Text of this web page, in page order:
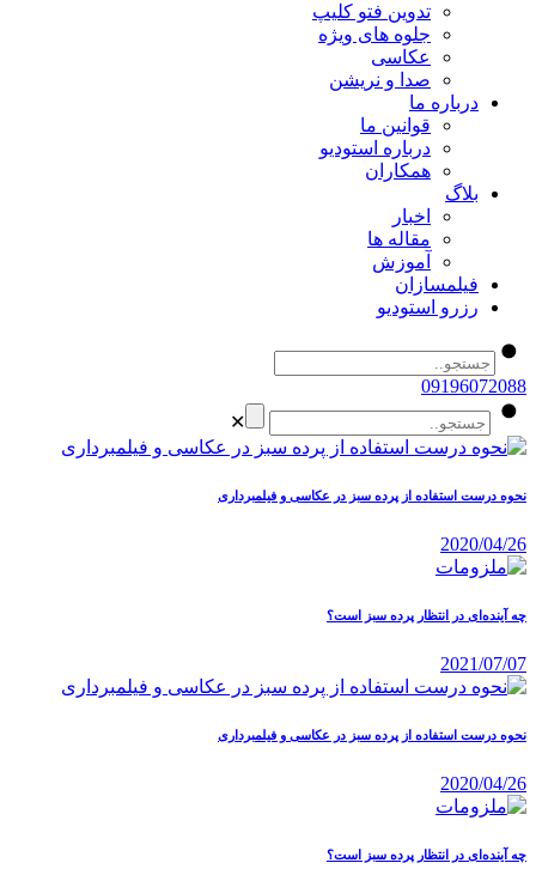
تدوین فتو کلیپ
جلوه های ویژه
عکاسی
صدا و نریشن
درباره ما
قوانین ما
درباره استودیو
همکاران
بلاگ
اخبار
مقاله ها
آموزش
فیلمسازان
رزرو استودیو
09196072088
✕
نحوه درست استفاده از پرده سبز در عکاسی و فیلمبرداری
2020/04/26
چه آینده‌ای در انتظار پرده سبز است؟
2021/07/07
نحوه درست استفاده از پرده سبز در عکاسی و فیلمبرداری
2020/04/26
چه آینده‌ای در انتظار پرده سبز است؟